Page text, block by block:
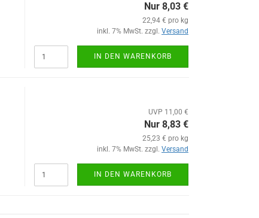
Nur 8,03 €
22,94 € pro kg
inkl. 7% MwSt. zzgl. Versand
IN DEN WARENKORB
UVP 11,00 €
Nur 8,83 €
25,23 € pro kg
inkl. 7% MwSt. zzgl. Versand
IN DEN WARENKORB